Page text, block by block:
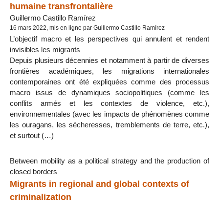
humaine transfrontalière
Guillermo Castillo Ramírez
16 mars 2022, mis en ligne par Guillermo Castillo Ramírez
L’objectif macro et les perspectives qui annulent et rendent
invisibles les migrants
Depuis plusieurs décennies et notamment à partir de diverses
frontières académiques, les migrations internationales
contemporaines ont été expliquées comme des processus
macro issus de dynamiques sociopolitiques (comme les
conflits armés et les contextes de violence, etc.),
environnementales (avec les impacts de phénomènes comme
les ouragans, les sécheresses, tremblements de terre, etc.),
et surtout (…)
Between mobility as a political strategy and the production of
closed borders
Migrants in regional and global contexts of
criminalization